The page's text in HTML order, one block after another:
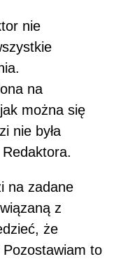
nie
na
można się
nie była
na zadane
z
że
Pozostawiam to